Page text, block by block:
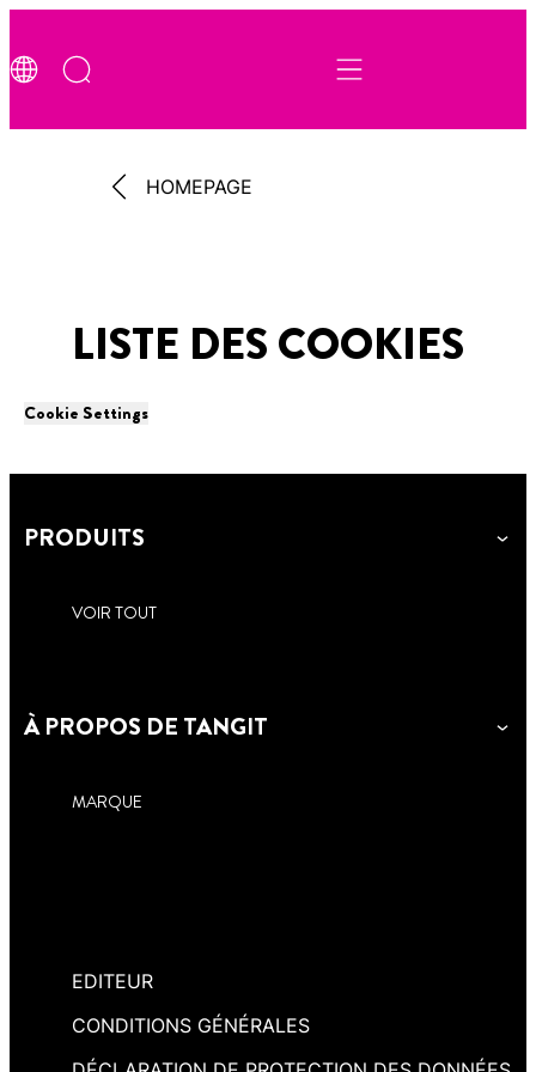
HOMEPAGE
LISTE DES COOKIES
Cookie Settings
PRODUITS
VOIR TOUT
À PROPOS DE TANGIT
MARQUE
EDITEUR
CONDITIONS GÉNÉRALES